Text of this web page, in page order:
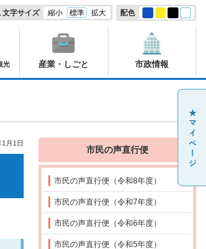
文字サイズ 縮小 標準 拡大 配色
光 産業・しごと 市政情報
月1日
市民の声直行便
市民の声直行便（令和8年度）
市民の声直行便（令和7年度）
市民の声直行便（令和6年度）
市民の声直行便（令和5年度）